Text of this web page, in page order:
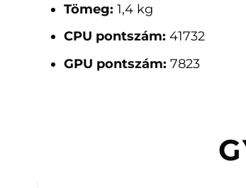
Tömeg: 1,4 kg
CPU pontszám: 41732
GPU pontszám: 7823